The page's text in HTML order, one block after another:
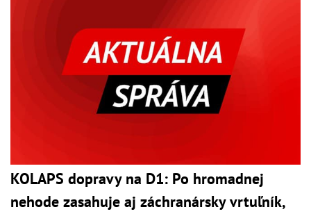
KOLAPS dopravy na D1: Po hromadnej
nehode zasahuje aj záchranársky vrtuľník,